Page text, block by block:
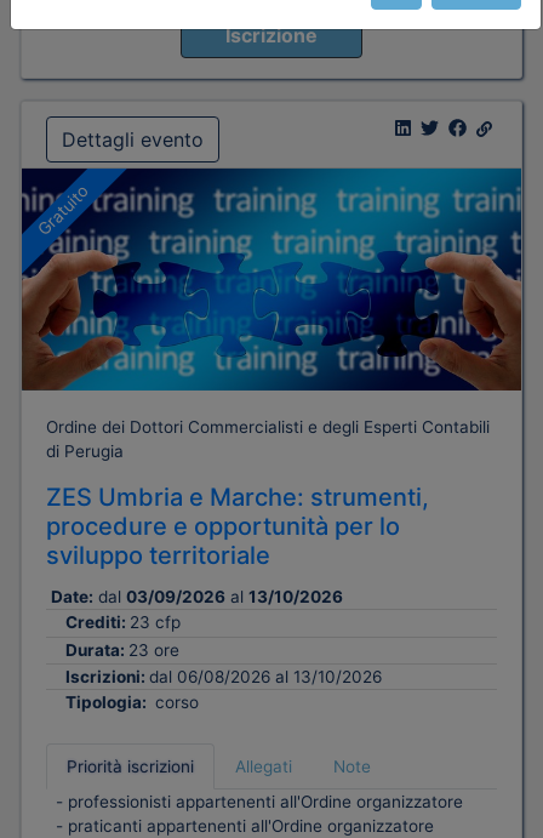
Iscrizione
Dettagli evento
Gratuito
Ordine dei Dottori Commercialisti e degli Esperti Contabili
di Perugia
ZES Umbria e Marche: strumenti,
procedure e opportunità per lo
sviluppo territoriale
Date: dal 03/09/2026 al 13/10/2026
Crediti: 23 cfp
Durata: 23 ore
Iscrizioni: dal 06/08/2026 al 13/10/2026
Tipologia: corso
Priorità iscrizioni Allegati
Note
- professionisti appartenenti all'Ordine organizzatore
- praticanti appartenenti all'Ordine organizzatore